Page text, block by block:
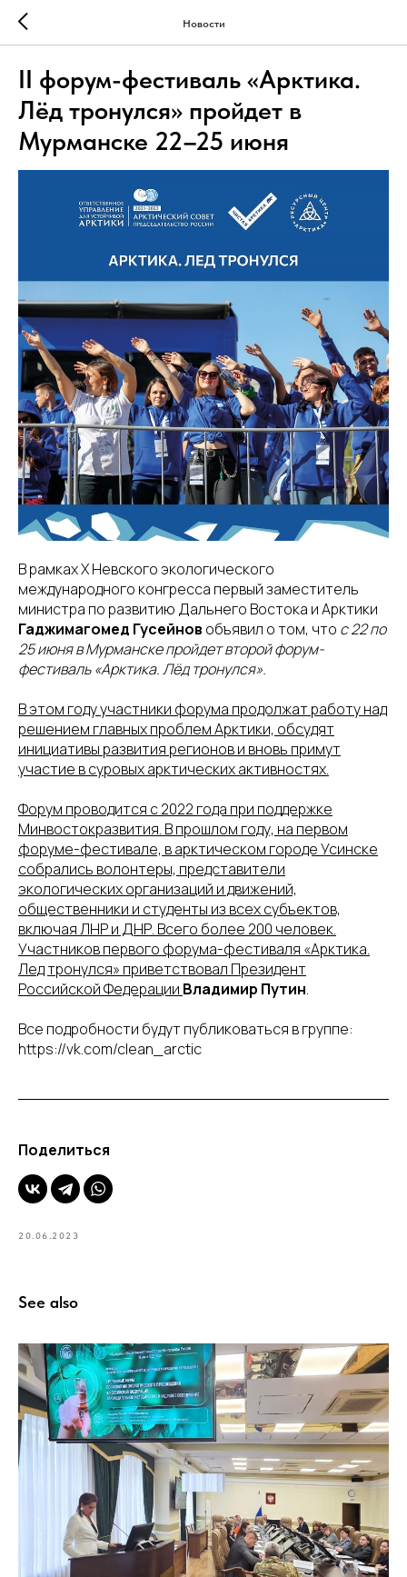
Новости
II форум-фестиваль «Арктика.
Лёд тронулся» пройдет в
Мурманске 22–25 июня
В рамках Х Невского экологического
международного конгресса первый заместитель
министра по развитию Дальнего Востока и Арктики
Гаджимагомед Гусейнов объявил о том, что с 22 по
25 июня в Мурманске пройдет второй форум-
фестиваль «Арктика. Лёд тронулся».
В этом году участники форума продолжат работу над
решением главных проблем Арктики, обсудят
инициативы развития регионов и вновь примут
участие в суровых арктических активностях.
Форум проводится с 2022 года при поддержке
Минвостокразвития. В прошлом году, на первом
форуме-фестивале, в арктическом городе Усинске
собрались волонтеры, представители
экологических организаций и движений,
общественники и студенты из всех субъектов,
включая ЛНР и ДНР. Всего более 200 человек.
Участников первого форума-фестиваля «Арктика.
Лед тронулся» приветствовал Президент
Российской Федерации Владимир Путин.
Все подробности будут публиковаться в группе:
https://vk.com/clean_arctic
Поделиться
20.06.2023
See also